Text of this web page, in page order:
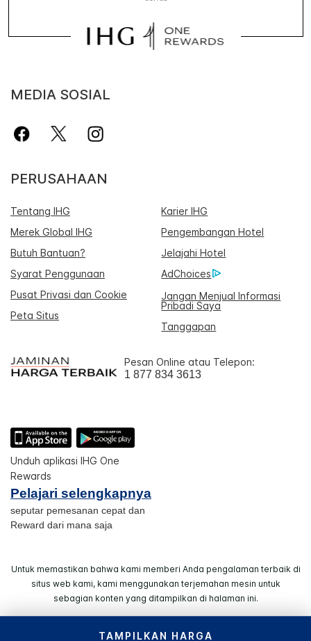
TAMPILKAN HARGA
MEDIA SOSIAL
PERUSAHAAN
Tentang IHG
Karier IHG
Merek Global IHG
Pengembangan Hotel
Butuh Bantuan?
Jelajahi Hotel
Syarat Penggunaan
AdChoices
Pusat Privasi dan Cookie
Jangan Menjual Informasi
Pribadi Saya
Peta Situs
Tanggapan
Pesan Online atau Telepon:
1 877 834 3613
Unduh aplikasi IHG One
Rewards
Pelajari selengkapnya
seputar pemesanan cepat dan
Reward dari mana saja
Untuk memastikan bahwa kami memberi Anda pengalaman terbaik di
situs web kami, kami menggunakan terjemahan mesin untuk
sebagian konten yang ditampilkan di halaman ini.